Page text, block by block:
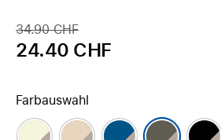
34.90 CHF
24.40 CHF
Farbauswahl